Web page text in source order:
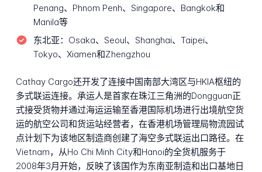
Penang、Phnom Penh、Singapore、Bangkok和
Manila等
东北亚： Osaka、Seoul、Shanghai、Taipei、
Tokyo、Xiamen和Zhengzhou
Cathay Cargo还开发了连接中国南部大湾区与HKIA枢纽的
多式联运连接。承运人是首家在珠江三角洲的Dongguan正
式接受货物并通过海运运输至香港国际机场进行出境航空货
运的航空公司和货运站经营者，在香港机场管理局物流园试
点计划下为该地区制造商创建了海空多式联运出口路径。在
Vietnam，从Ho Chi Minh City和Hanoi的全货机服务于
2008年3月开始，反映了该国作为东南亚制造和出口基地日